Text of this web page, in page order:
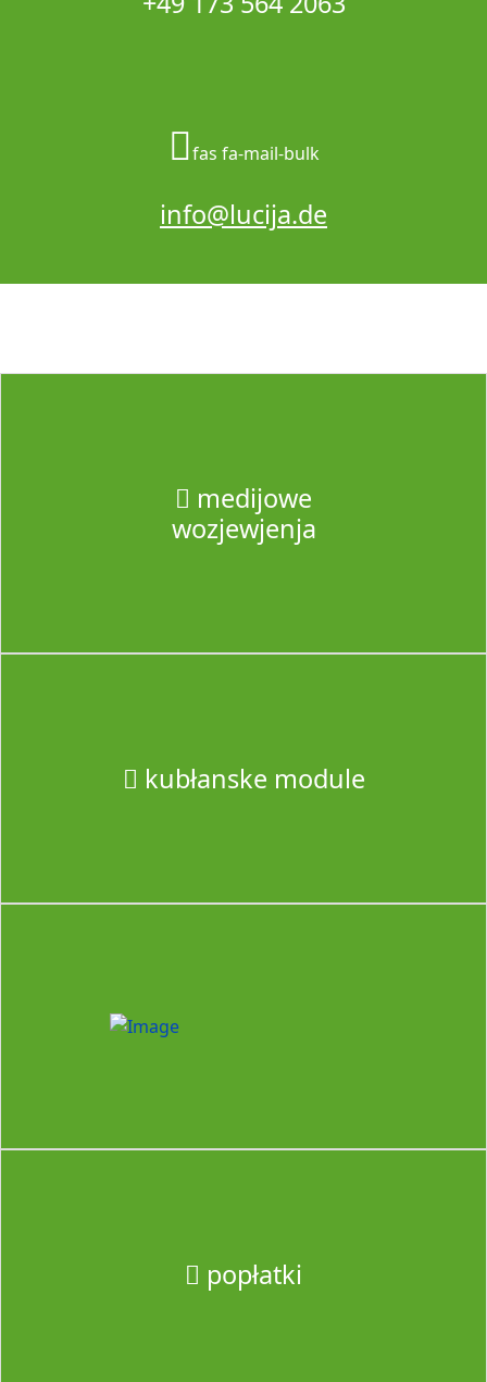
fas fa-mail-bulk
info@lucija.de
medijowe
wozjewjenja
kubłanske module
popłatki